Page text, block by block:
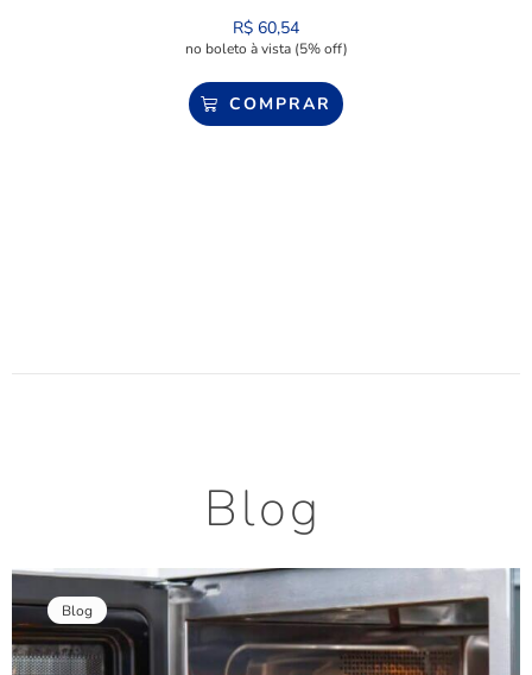
R$ 60,54
no boleto à vista (5% off)
COMPRAR
Blog
Blog